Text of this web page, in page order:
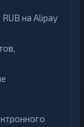
на Alipay